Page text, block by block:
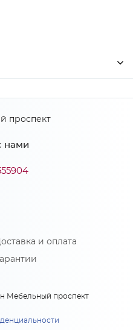
нами
и оплата
Мебельный проспект